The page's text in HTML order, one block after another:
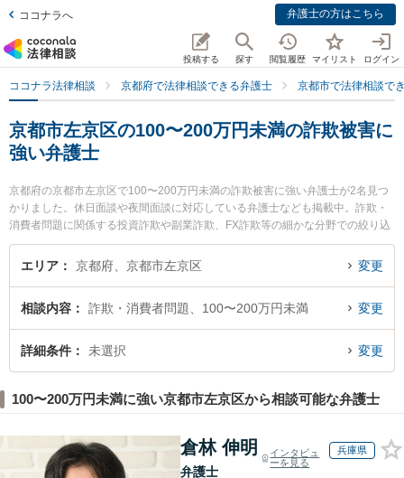
ココナラへ 弁護士の方はこちら
投稿する 探す 閲覧履歴 マイリスト ログイン
ココナラ法律相談 京都府で法律相談できる弁護士 京都市で法律相談で
京都市左京区の100〜200万円未満の詐欺被害に
強い弁護士
京都府の京都市左京区で100〜200万円未満の詐欺被害に強い弁護士が2名見つ
かりました。休日面談や夜間面談に対応している弁護士なども掲載中。詐欺・
消費者問題に関係する投資詐欺や副業詐欺、FX詐欺等の細かな分野での絞り込
み検索もでき便利です。特に角田龍平の法律事務所の角田 龍平弁護士や谷澤貴
弘法律事務所の谷澤 貴弘弁護士のプロフィール情報や弁護士費用、強みなどが
詐欺被害のトラブル解決の実績豊富な近くの弁護士を検索したい』『初回相談
無料で100〜200万円未満の詐欺被害を法律相談できる京都市左京区内の弁護士
に相談予約したい』などでお困りの相談者さんにおすすめです。
エリア 京都府、京都市左京区 変更
相談内容 詐欺・消費者問題、100〜200万円未満 変更
詳細条件 未選択 変更
100〜200万円未満に強い京都市左京区から相談可能な弁護士
倉林 伸明
弁護士
インタビュ
ーを見る
兵庫県